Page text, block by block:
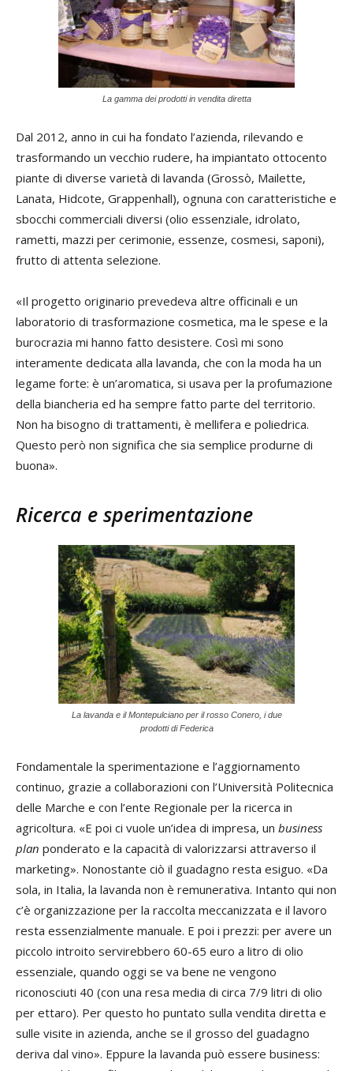
La gamma dei prodotti in vendita diretta
Dal 2012, anno in cui ha fondato l’azienda, rilevando e
trasformando un vecchio rudere, ha impiantato ottocento
piante di diverse varietà di lavanda (Grossò, Mailette,
Lanata, Hidcote, Grappenhall), ognuna con caratteristiche e
sbocchi commerciali diversi (olio essenziale, idrolato,
rametti, mazzi per cerimonie, essenze, cosmesi, saponi),
frutto di attenta selezione.
«Il progetto originario prevedeva altre officinali e un
laboratorio di trasformazione cosmetica, ma le spese e la
burocrazia mi hanno fatto desistere. Così mi sono
interamente dedicata alla lavanda, che con la moda ha un
legame forte: è un’aromatica, si usava per la profumazione
della biancheria ed ha sempre fatto parte del territorio.
Non ha bisogno di trattamenti, è mellifera e poliedrica.
Questo però non significa che sia semplice produrne di
buona».
Ricerca e sperimentazione
La lavanda e il Montepulciano per il rosso Conero, i due
prodotti di Federica
Fondamentale la sperimentazione e l’aggiornamento
continuo, grazie a collaborazioni con l’Università Politecnica
delle Marche e con l’ente Regionale per la ricerca in
agricoltura. «E poi ci vuole un’idea di impresa, un business
plan ponderato e la capacità di valorizzarsi attraverso il
marketing». Nonostante ciò il guadagno resta esiguo. «Da
sola, in Italia, la lavanda non è remunerativa. Intanto qui non
c’è organizzazione per la raccolta meccanizzata e il lavoro
resta essenzialmente manuale. E poi i prezzi: per avere un
piccolo introito servirebbero 60-65 euro a litro di olio
essenziale, quando oggi se va bene ne vengono
riconosciuti 40 (con una resa media di circa 7/9 litri di olio
per ettaro). Per questo ho puntato sulla vendita diretta e
sulle visite in azienda, anche se il grosso del guadagno
deriva dal vino». Eppure la lavanda può essere business: